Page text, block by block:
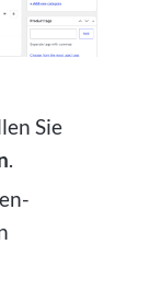
Sie
.